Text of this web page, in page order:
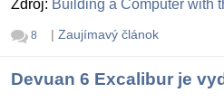
Zdroj: Building a Computer with
8 | Zaujímavý článok
Devuan 6 Excalibur je